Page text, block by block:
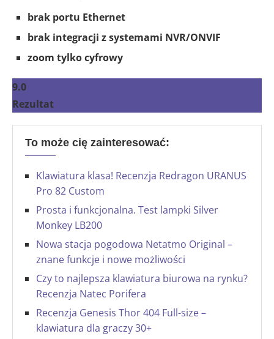
brak portu Ethernet
brak integracji z systemami NVR/ONVIF
zoom tylko cyfrowy
9.0
Rezultat
To może cię zainteresować:
Klawiatura klasa! Recenzja Redragon URANUS
Pro 82 Custom
Prosta i funkcjonalna. Test lampki Silver
Monkey LB200
Nowa stacja pogodowa Netatmo Original –
znane funkcje i nowe możliwości
Czy to najlepsza klawiatura biurowa na rynku?
Recenzja Natec Porifera
Recenzja Genesis Thor 404 Full-size –
klawiatura dla graczy 30+